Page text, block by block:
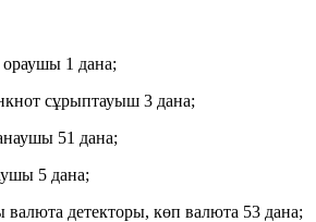
1 дана;
сұрыптауыш 3 дана;
51 дана;
5 дана;
детекторы, көп валюта 53 дана;